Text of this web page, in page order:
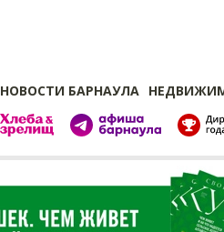
НОВОСТИ БАРНАУЛА